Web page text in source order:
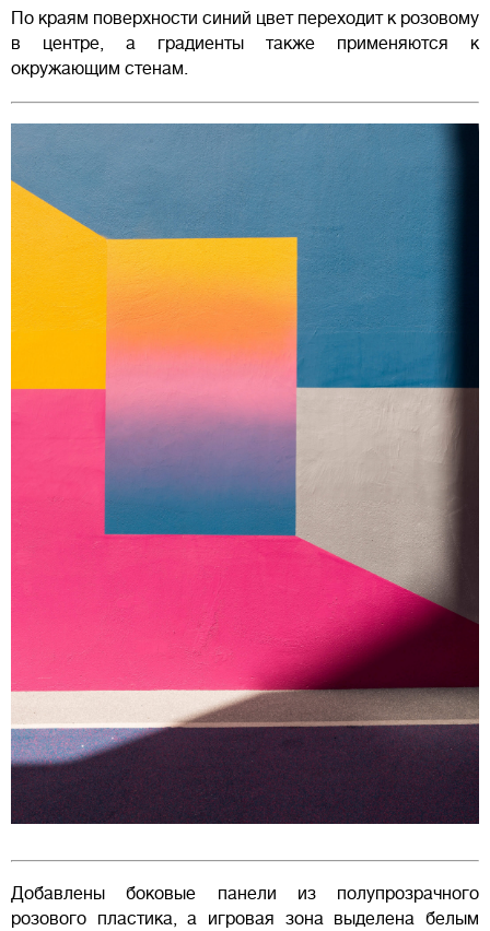
По краям поверхности синий цвет переходит к розовому
в центре, а градиенты также применяются к
окружающим стенам.
Добавлены боковые панели из полупрозрачного
розового пластика, а игровая зона выделена белым